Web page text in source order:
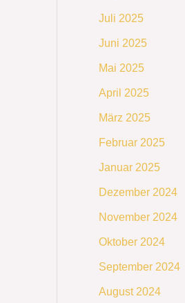
Juli 2025
Juni 2025
Mai 2025
April 2025
März 2025
Februar 2025
Januar 2025
Dezember 2024
November 2024
Oktober 2024
September 2024
August 2024